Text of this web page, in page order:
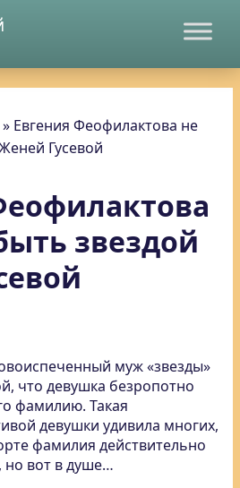
» Евгения Феофилактова не
Гусевой
звездой
муж «звезды»
что девушка безропотно
фамилию. Такая
девушки удивила многих,
фамилия действительно
но вот в душе…